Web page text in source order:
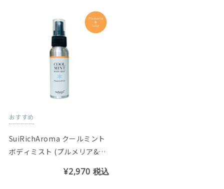
おすすめ
SuiRichAroma クールミント
ボディミスト (プルメリア&リ
¥2,970 税込